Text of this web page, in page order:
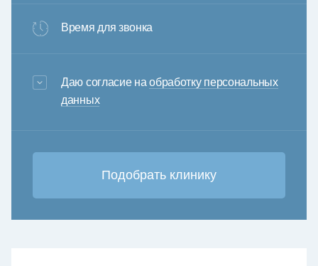
Время для звонка
3+6=
Даю согласие наобработку персональных
данных